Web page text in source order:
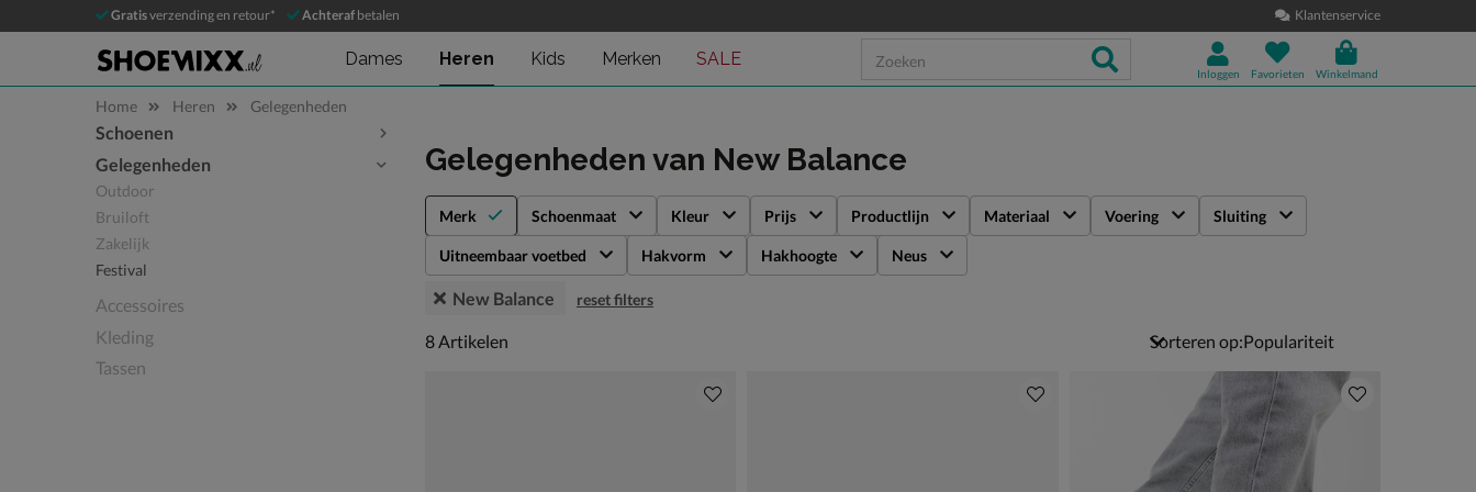
Gratisverzending en retour* Achteraf betalen Klantenservice
Dames Heren Kids Merken SALE
Inloggen Favorieten Winkelmand
Home Heren Gelegenheden
Sla categorieën over
Schoenen
Gelegenheden
Outdoor
Bruiloft
Zakelijk
Festival
Accessoires
Kleding
Tassen
Gelegenheden van New Balance
Merk Schoenmaat Kleur Prijs Productlijn Materiaal Voering Sluiting
Uitneembaar voetbed Hakvorm Hakhoogte Neus
New Balance reset filters
8 artikelen
8Artikelen Sorteren op: